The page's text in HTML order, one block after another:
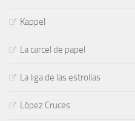
Kappel
La carcel de papel
La liga de las estrollas
López Cruces